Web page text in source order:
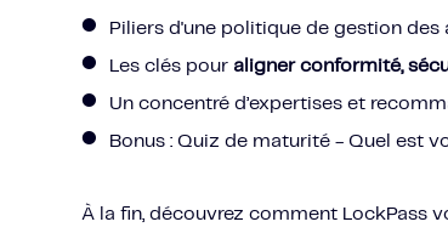
Piliers d'une politique de gestion des
Les clés pour aligner conformité,
Un concentré d’expertises et
Bonus : Quiz de maturité - Quel est
À la fin, découvrez comment LockPass